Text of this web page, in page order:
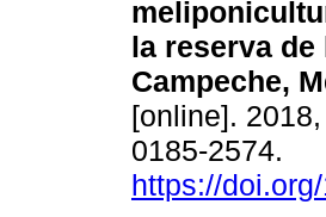
la reserva
Campeche,
[online].
0185-2574.
https://